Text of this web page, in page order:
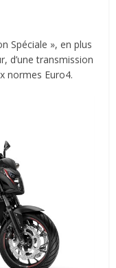
Spéciale », en plus
d’une transmission
normes Euro4.